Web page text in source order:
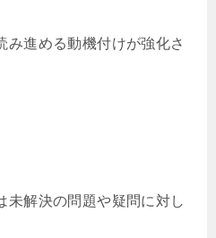
み進める動機付けが強化さ
未解決の問題や疑問に対し